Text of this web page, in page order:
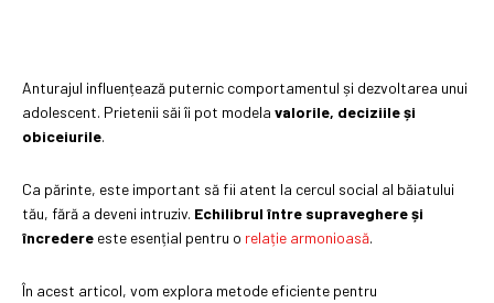
Anturajul influențează puternic comportamentul și dezvoltarea unui
adolescent. Prietenii săi îi pot modela valorile, deciziile și
obiceiurile.
Ca părinte, este important să fii atent la cercul social al băiatului
tău, fără a deveni intruziv. Echilibrul între supraveghere și
încredere este esențial pentru o relație armonioasă.
În acest articol, vom explora metode eficiente pentru